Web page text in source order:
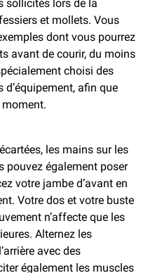
sollicités lors de la
et mollets. Vous
dont vous pourrez
avant de courir, du moins
choisi des
afin que
les mains sur les
pouvez également poser
votre jambe d’avant en
Votre dos et votre buste
n’affecte que les
Alternez les
avec des
également les muscles